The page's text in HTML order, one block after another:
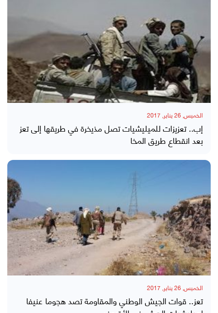
الخميس, 26 يناير, 2017
إب.. تعزيزات للميليشيات تصل مذيخرة في طريقها إلى تعز
بعد انقطاع طريق المخا
الخميس, 26 يناير, 2017
تعز.. قوات الجيش الوطني والمقاومة تصد هجوما عنيفا